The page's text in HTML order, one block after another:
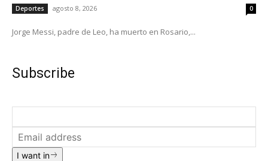
Deportes agosto 8, 2026 0
Jorge Messi, padre de Leo, ha muerto en Rosario,...
Subscribe
I want in